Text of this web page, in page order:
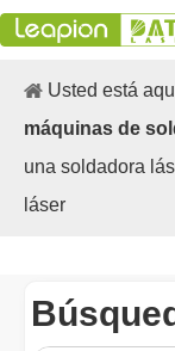
Usted está
máquinas de
una soldadora
láser